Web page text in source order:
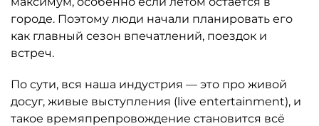
городе. Поэтому люди начали планировать его
как главный сезон впечатлений, поездок и
встреч.
По сути, вся наша индустрия — это про живой
досуг, живые выступления (live entertainment), и
такое времяпрепровождение становится всё